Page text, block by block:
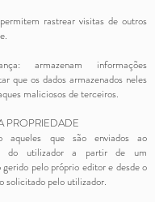
rastrear visitas de outros
armazenam informações
que os dados armazenados neles
maliciosos de terceiros.
PROPRIEDADE
aqueles que são enviados ao
do utilizador a partir de um
pelo próprio editor e desde o
solicitado pelo utilizador.